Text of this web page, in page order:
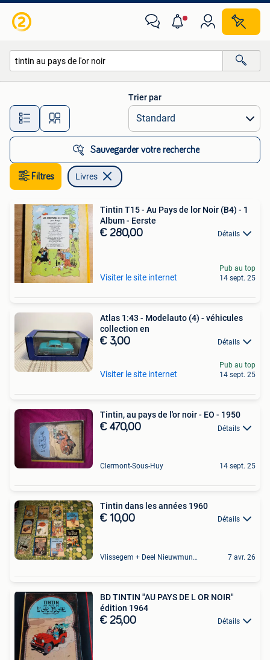
Toutes les distances…
Trier par
Sauvegarder votre recherche
Filtres Livres
Tintin T15 - Au Pays de lor Noir (B4) - 1
Album - Eerste
€ 280,00 Détails
Visiter le site internet
Pub au top
14 sept. 25
Atlas 1:43 - Modelauto (4) - véhicules
collection en
€ 3,00 Détails
Visiter le site internet
Pub au top
14 sept. 25
Tintin, au pays de l'or noir - EO - 1950
€ 470,00 Détails
Clermont-Sous-Huy 14 sept. 25
Tintin dans les années 1960
€ 10,00 Détails
Vlissegem + Deel Nieuwmunster 7 avr. 26
BD TINTIN "AU PAYS DE L OR NOIR"
édition 1964
€ 25,00 Détails